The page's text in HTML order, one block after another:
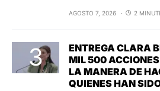
AGOSTO 7, 2026 2
ENTREGA CLARA
MIL 500
LA MANERA DE
QUIENES HAN